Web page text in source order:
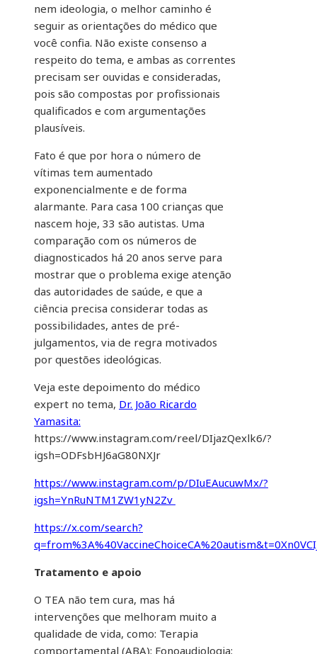
nem ideologia, o melhor caminho é
seguir as orientações do médico que
você confia. Não existe consenso a
respeito do tema, e ambas as correntes
precisam ser ouvidas e consideradas,
pois são compostas por profissionais
qualificados e com argumentações
plausíveis.
Fato é que por hora o número de
vítimas tem aumentado
exponencialmente e de forma
alarmante. Para casa 100 crianças que
nascem hoje, 33 são autistas. Uma
comparação com os números de
diagnosticados há 20 anos serve para
mostrar que o problema exige atenção
das autoridades de saúde, e que a
ciência precisa considerar todas as
possibilidades, antes de pré-
julgamentos, via de regra motivados
por questões ideológicas.
Veja este depoimento do médico
expert no tema, Dr. João Ricardo
Yamasita:
https://www.instagram.com/reel/DIjazQexlk6/?
igsh=ODFsbHJ6aG80NXJr
https://www.instagram.com/p/DIuEAucuwMx/?
igsh=YnRuNTM1ZW1yN2Zv
https://x.com/search?
Tratamento e apoio
O TEA não tem cura, mas há
intervenções que melhoram muito a
qualidade de vida, como: Terapia
comportamental (ABA); Fonoaudiologia;